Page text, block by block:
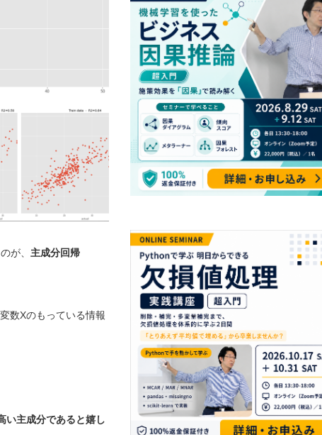
が、 主成分回帰
数Xのもっている情報
い主成分であると嬉し